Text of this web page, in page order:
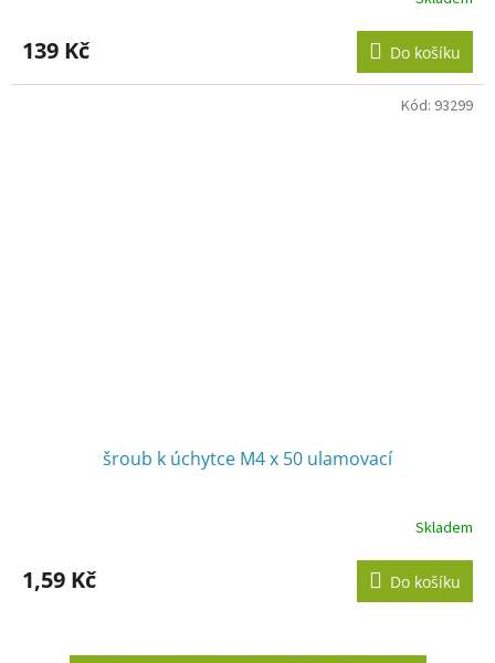
produktu
je
3,0
139 Kč Do košíku
šroub k úchytce M4 x 50 ulamovací
Skladem
1,59 Kč Do košíku
Kód: 93299